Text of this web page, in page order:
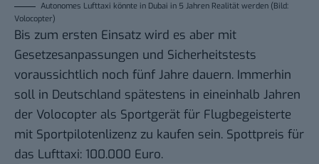
Autonomes Lufttaxi könnte in Dubai in 5 Jahren Realität werden (Bild:
Volocopter)
Bis zum ersten Einsatz wird es aber mit
Gesetzesanpassungen und Sicherheitstests
voraussichtlich noch fünf Jahre dauern. Immerhin
soll in Deutschland spätestens in eineinhalb Jahren
der Volocopter als Sportgerät für Flugbegeisterte
mit Sportpilotenlizenz zu kaufen sein. Spottpreis für
das Lufttaxi: 100.000 Euro.